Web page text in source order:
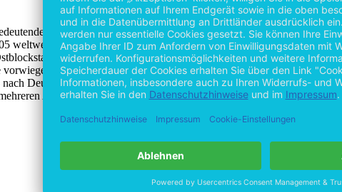
Erscheinungen des öffentlichen Lebens des XX. Jh., die
weltweit ca. 200 Millionen Menschen umgesiedelt. Im letzten
aus den GUS-Staaten, sowie aus Polen und Rumänien
Deutschland, dorthin, wo ihre Wurzeln liegen.
Aspekten, unter anderem den persönlichen Erfahrungen der